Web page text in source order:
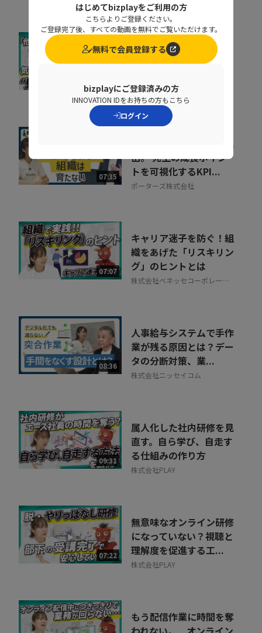
取りこぼしはなぜ起き
る？“見えない失注”を
株式会社シャノン
07:35
組織が育たない本当の理
由。 売上の成長ポイン
トを可視化するKPI...
ポーターズ株式会社
07:07
キャリア迷子を防ぐ！組
織をあげた「リスキリン
グ」のヒントとは
株式会社ベネッセコーポレーシ
08:36
人事給与システムで手作
業が残る原因とは？デー
タの分断対策、業...
株式会社ニッセイコム
09:31
属人化した社内研修を見
直す。自ら学び、自走す
る仕組みの作り方
株式会社PLAY
07:22
無意味なオンライン研修
になっていない？視聴と
理解度を促進する工...
株式会社PLAY
もう配信作業に時間を奪
はじめてbizplayをご利用の方
こちらよりご登録ください。
ご登録完了後、すべての動画を無料でご覧いただけます。
無料で会員登録する
bizplayにご登録済みの方
INNOVATION IDをお持ちの方もこちら
ログイン